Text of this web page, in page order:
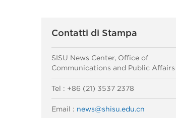
Contatti di Stampa
SISU News Center, Office of
Communications and Public Affairs
Tel : +86 (21) 3537 2378
Email : news@shisu.edu.cn